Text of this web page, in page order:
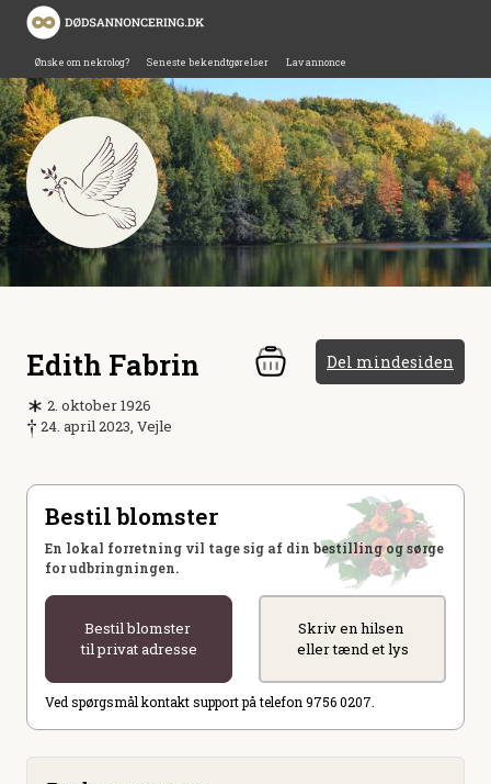
Ønske om nekrolog? Seneste bekendtgørelser Lav annonce
Edith Fabrin Del mindesiden
2. oktober 1926
24. april 2023, Vejle
Bestil blomster
En lokal forretning vil tage sig af din bestilling og sørge
for udbringningen.
Bestil blomster
til privat adresse
Skriv en hilsen
eller tænd et lys
Ved spørgsmål kontakt support på telefon 9756 0207.